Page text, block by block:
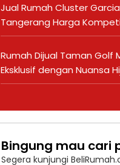
Jual Rumah Cluster
Tangerang Harga
Rumah Dijual Taman Golf
Eksklusif dengan Nuansa
Bingung mau cari
Segera kunjungi